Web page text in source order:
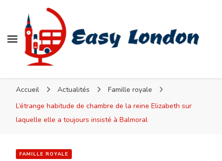
Accueil Actualités
Famille royale
L’étrange habitude de chambre de la reine Elizabeth sur
laquelle elle a toujours insisté à Balmoral
FAMILLE ROYALE